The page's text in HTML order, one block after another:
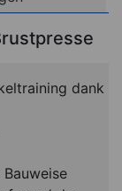
dank